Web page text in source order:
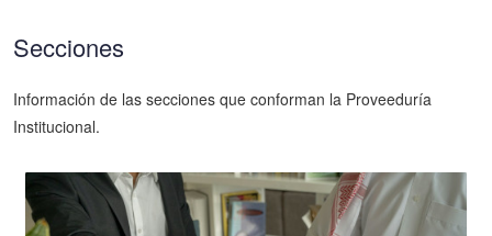
Secciones
Información de las secciones que conforman la Proveeduría
Institucional.